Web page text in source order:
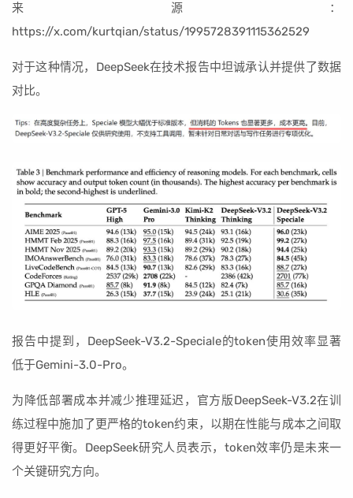
来源：
https://x.com/kurtqian/status/1995728391115362529
对于这种情况，DeepSeek在技术报告中坦诚承认并提供了数据
对比。
报告中提到，DeepSeek-V3.2-Speciale的token使用效率显著
低于Gemini-3.0-Pro。
为降低部署成本并减少推理延迟，官方版DeepSeek-V3.2在训
练过程中施加了更严格的token约束，以期在性能与成本之间取
得更好平衡。DeepSeek研究人员表示，token效率仍是未来一
个关键研究方向。